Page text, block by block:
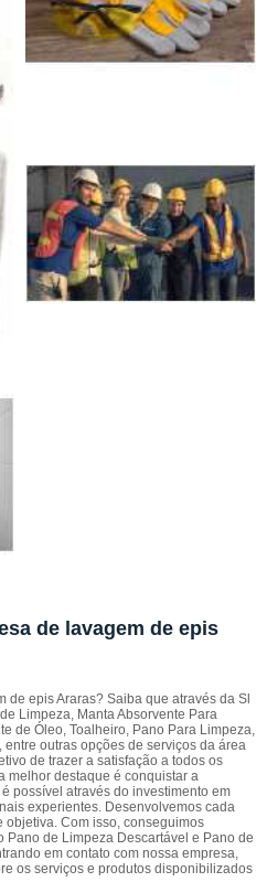
de lavagem de epis
de epis Araras? Saiba que através da Sl
Limpeza, Manta Absorvente Para
de Óleo, Toalheiro, Pano Para Limpeza,
outras opções de serviços da área
de trazer a satisfação a todos os
melhor destaque é conquistar a
possível através do investimento em
experientes. Desenvolvemos cada
Com isso, conseguimos
de Limpeza Descartável e Pano de
em contato com nossa empresa,
os serviços e produtos disponibilizados